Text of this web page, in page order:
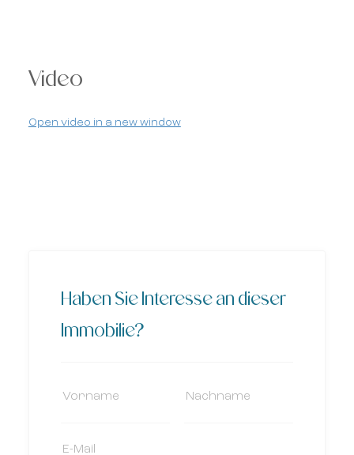
Video
Open video in a new window
Haben Sie Interesse an dieser
Immobilie?